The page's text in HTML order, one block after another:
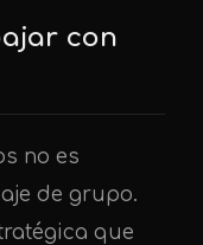
con
no es
de grupo.
que